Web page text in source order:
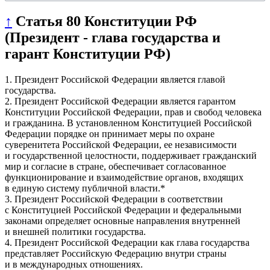
↑ Статья 80 Конституции РФ
(Президент - глава государства и
гарант Конституции РФ)
1. Президент Российской Федерации является главой
государства.
2. Президент Российской Федерации является гарантом
Конституции Российской Федерации, прав и свобод человека
и гражданина. В установленном Конституцией Российской
Федерации порядке он принимает меры по охране
суверенитета Российской Федерации, ее независимости
и государственной целостности, поддерживает гражданский
мир и согласие в стране, обеспечивает согласованное
функционирование и взаимодействие органов, входящих
в единую систему публичной власти.*
3. Президент Российской Федерации в соответствии
с Конституцией Российской Федерации и федеральными
законами определяет основные направления внутренней
и внешней политики государства.
4. Президент Российской Федерации как глава государства
представляет Российскую Федерацию внутри страны
и в международных отношениях.